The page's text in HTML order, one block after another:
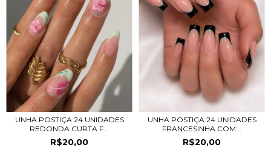
UNHA POSTIÇA 24 UNIDADES
REDONDA CURTA F...
R$20,00
UNHA POSTIÇA 24 UNIDADES
FRANCESINHA COM...
R$20,00